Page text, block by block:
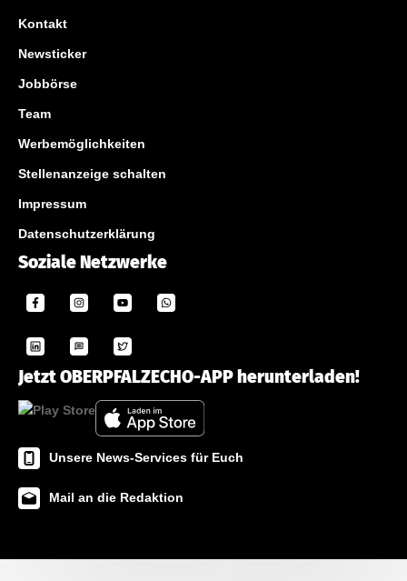
Kontakt
Newsticker
Jobbörse
Team
Werbemöglichkeiten
Stellenanzeige schalten
Impressum
Datenschutzerklärung
Soziale Netzwerke
Jetzt OBERPFALZECHO-APP herunterladen!
Unsere News-Services für Euch
Mail an die Redaktion